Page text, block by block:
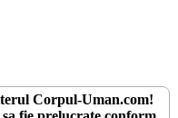
Corpul-Uman.com!